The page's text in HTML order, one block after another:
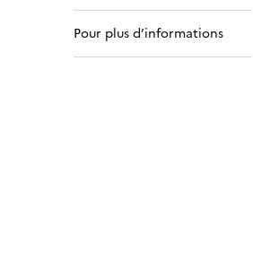
Pour plus d’informations